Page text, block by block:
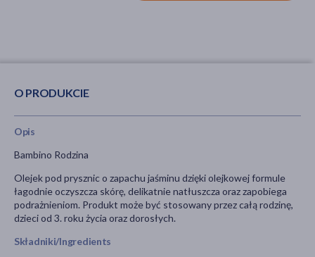
O PRODUKCIE
Opis
Bambino Rodzina
Olejek pod prysznic o zapachu jaśminu dzięki olejkowej formule
łagodnie oczyszcza skórę, delikatnie natłuszcza oraz zapobiega
podrażnieniom. Produkt może być stosowany przez całą rodzinę,
dzieci od 3. roku życia oraz dorosłych.
Składniki/Ingredients